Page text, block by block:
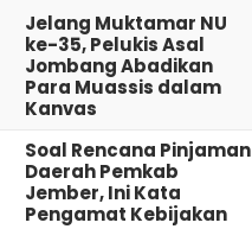
Jelang Muktamar NU
ke-35, Pelukis Asal
Jombang Abadikan
Para Muassis dalam
Kanvas
‎Soal Rencana Pinjaman
Daerah Pemkab
Jember, Ini Kata
Pengamat Kebijakan ‎